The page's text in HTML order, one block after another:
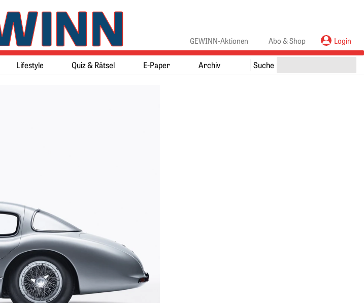
GEWINN-Aktionen Abo & Shop Login
Lifestyle Quiz & Rätsel E-Paper Archiv Suche